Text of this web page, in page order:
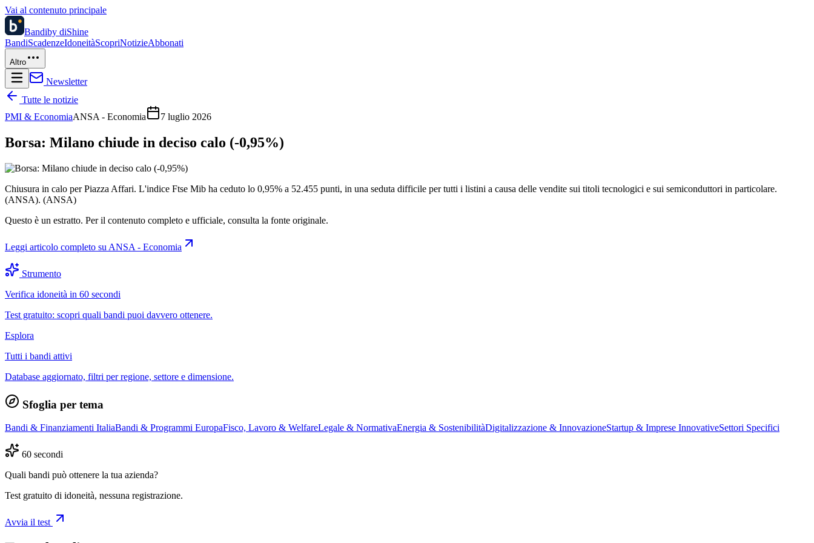
Vai al contenuto principale
Bandiby diShine
BandiScadenzeIdoneitàScopriNotizieAbbonati
Altro
Newsletter
Tutte le notizie
PMI & EconomiaANSA - Economia 7 luglio 2026
Borsa: Milano chiude in deciso calo (-0,95%)
Chiusura in calo per Piazza Affari. L'indice Ftse Mib ha ceduto lo 0,95% a 52.455 punti, in una seduta difficile per tutti i listini a causa delle vendite sui titoli tecnologici e sui semiconduttori in particolare.
(ANSA). (ANSA)
Questo è un estratto. Per il contenuto completo e ufficiale, consulta la fonte originale.
Leggi articolo completo su ANSA - Economia
Strumento
Verifica idoneità in 60 secondi
Test gratuito: scopri quali bandi puoi davvero ottenere.
Esplora
Tutti i bandi attivi
Database aggiornato, filtri per regione, settore e dimensione.
Sfoglia per tema
Bandi & Finanziamenti ItaliaBandi & Programmi EuropaFisco, Lavoro & WelfareLegale & NormativaEnergia & SostenibilitàDigitalizzazione & InnovazioneStartup & Imprese InnovativeSettori Specifici
60 secondi
Quali bandi può ottenere la tua azienda?
Test gratuito di idoneità, nessuna registrazione.
Avvia il test